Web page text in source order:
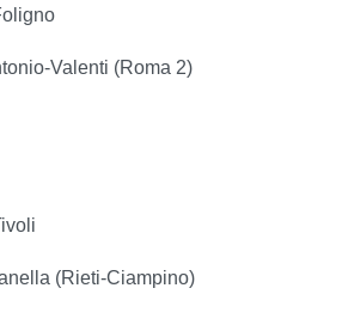
Valenti (Roma 2)
(Rieti-Ciampino)